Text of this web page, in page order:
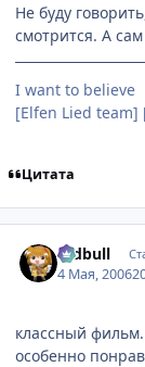
Не буду
смотрится. А
I want to believe
[Elfen Lied team]
Цитата
redbull
4 Мая, 2006
классный фильм.
особенно